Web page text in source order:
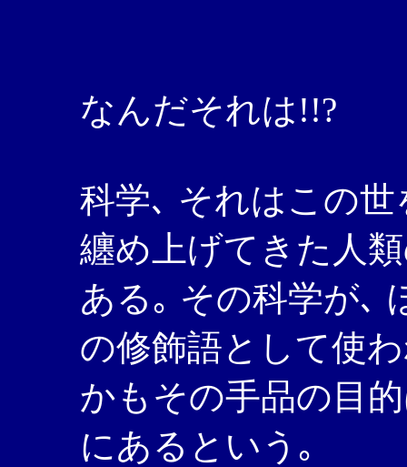
なんだそれは!!?
科学､ それはこの
纏め上げてきた人
ある｡ その科学が､
の修飾語として使
かもその手品の目
にあるという｡